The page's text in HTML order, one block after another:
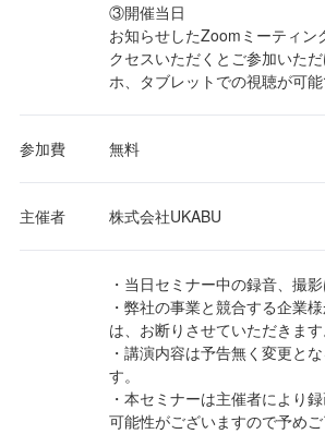
③開催当日
お知らせしたZoomミーティン
クセスいただくとご参加いた
ホ、タブレットでの視聴が可能
参加費 無料
主催者 株式会社UKABU
・当日セミナー中の録音、撮
・弊社の事業と競合する企業
は、お断りさせていただきます
・講演内容は予告無く変更と
す。
・本セミナーは主催者により
可能性がございますので予めご